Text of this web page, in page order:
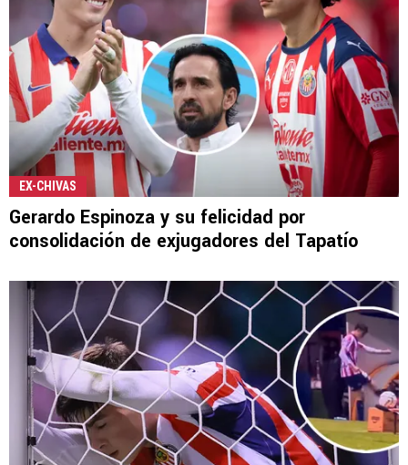
EX-CHIVAS
Gerardo Espinoza y su felicidad por
consolidación de exjugadores del Tapatío